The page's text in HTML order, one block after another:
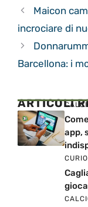
Maicon
incrociare di
Barcellona: i
ARTICOLI
app,